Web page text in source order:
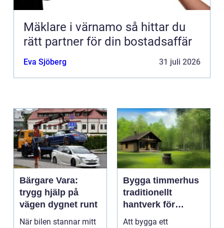
Mäklare i värnamo så hittar du
rätt partner för din bostadsaffär
Eva Sjöberg 31 juli 2026
Bärgare Vara:
trygg hjälp på
vägen dygnet runt
När bilen stannar mitt
Bygga timmerhus
traditionellt
hantverk för
moderna behov
Att bygga ett